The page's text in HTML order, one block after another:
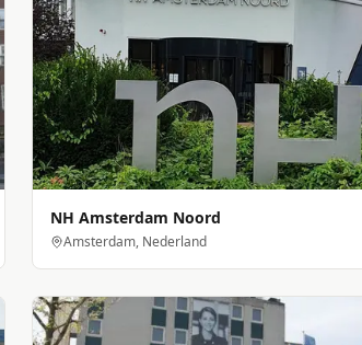
NH Amsterdam Noord
Amsterdam, Nederland